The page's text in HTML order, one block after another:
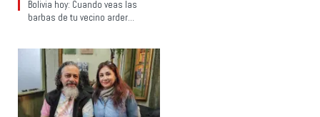
Bolivia hoy: Cuando veas las
barbas de tu vecino arder…